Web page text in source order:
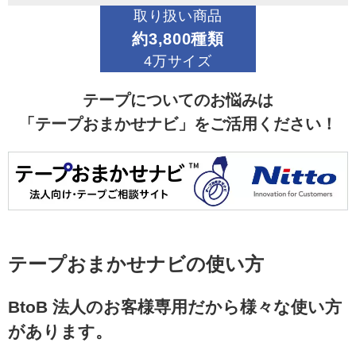
取り扱い商品
約3,800種類
4万サイズ
テープについてのお悩みは
「テープおまかせナビ」をご活用ください！
テープおまかせナビの使い方
BtoB 法人のお客様専用だから様々な使い方
があります。